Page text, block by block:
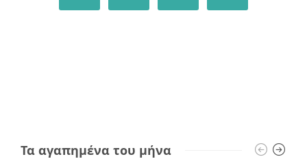
Τα αγαπημένα του μήνα